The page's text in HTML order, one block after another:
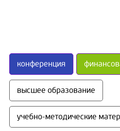
конференция
высшее образование
учебно-методические